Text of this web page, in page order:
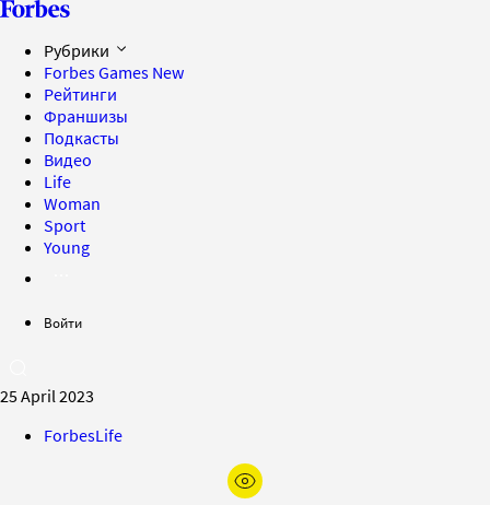
Рубрики
Forbes Games New
Рейтинги
Франшизы
Подкасты
Видео
Life
Woman
Sport
Young
Войти
25 April 2023
ForbesLife